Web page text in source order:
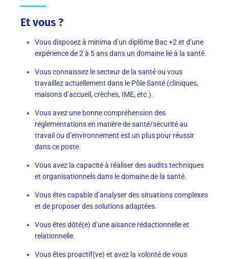
Et vous ?
Vous disposez à minima d’un diplôme Bac +2 et d’une
expérience de 2 à 5 ans dans un domaine lié à la santé.
Vous connaissez le secteur de la santé ou vous
travaillez actuellement dans le Pôle Santé (cliniques,
maisons d’accueil, crèches, IME, etc.).
Vous avez une bonne compréhension des
réglementations en matière de santé/sécurité au
travail ou d’environnement est un plus pour réussir
dans ce poste.
Vous avez la capacité à réaliser des audits techniques
et organisationnels dans le domaine de la santé.
Vous êtes capable d’analyser des situations complexes
et de proposer des solutions adaptées.
Vous êtes dôté(e) d’une aisance rédactionnelle et
relationnelle.
Vous êtes proactif(ve) et avez la volonté de vous